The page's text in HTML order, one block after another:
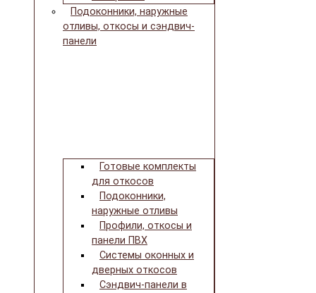
Подоконники, наружные
отливы, откосы и сэндвич-
панели
Готовые комплекты
для откосов
Подоконники,
наружные отливы
Профили, откосы и
панели ПВХ
Системы оконных и
дверных откосов
Сэндвич-панели в